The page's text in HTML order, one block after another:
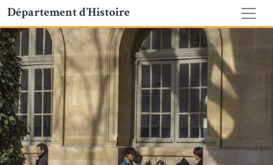
Département d’Histoire